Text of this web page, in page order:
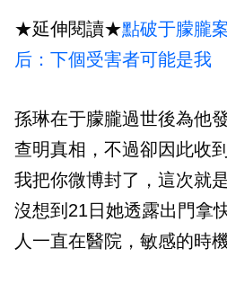
★延伸閱讀★點破于朦朧
后：下個受害者可能是我
孫琳在于朦朧過世後為他
查明真相，不過卻因此收到
我把你微博封了，這次就
沒想到21日她透露出門拿
人一直在醫院，敏感的時